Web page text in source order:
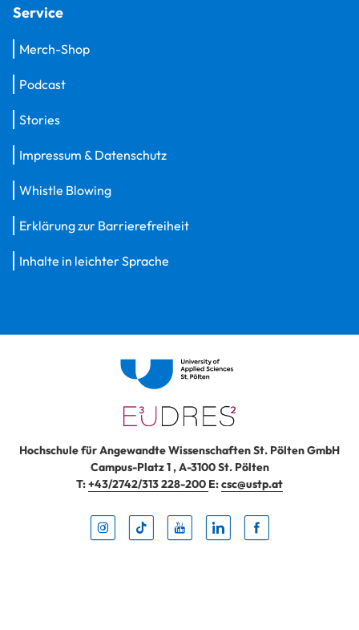
Service
Merch-Shop
Podcast
Stories
Impressum & Datenschutz
Whistle Blowing
Erklärung zur Barrierefreiheit
Inhalte in leichter Sprache
Hochschule für Angewandte Wissenschaften St. Pölten GmbH
Campus-Platz 1,A-3100St. Pölten
T:+43/2742/313 228-200 E:csc@ustp.at